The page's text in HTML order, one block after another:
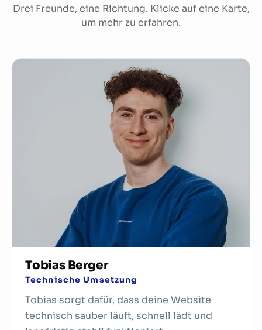
Drei Freunde, eine Richtung. Klicke auf eine Karte,
um mehr zu erfahren.
Tobias Berger
Technische Umsetzung
Tobias sorgt dafür, dass deine Website
technisch sauber läuft, schnell lädt und